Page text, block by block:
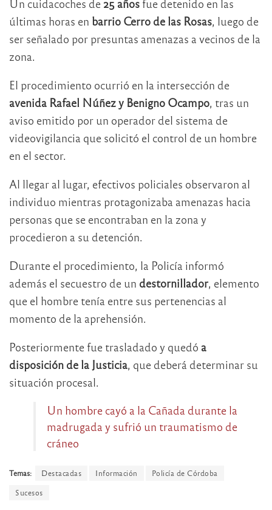
Un cuidacoches de 25 años fue detenido en las
últimas horas en barrio Cerro de las Rosas, luego de
ser señalado por presuntas amenazas a vecinos de la
zona.
El procedimiento ocurrió en la intersección de
avenida Rafael Núñez y Benigno Ocampo, tras un
aviso emitido por un operador del sistema de
videovigilancia que solicitó el control de un hombre
en el sector.
Al llegar al lugar, efectivos policiales observaron al
individuo mientras protagonizaba amenazas hacia
personas que se encontraban en la zona y
procedieron a su detención.
Durante el procedimiento, la Policía informó
además el secuestro de un destornillador, elemento
que el hombre tenía entre sus pertenencias al
momento de la aprehensión.
Posteriormente fue trasladado y quedó a
disposición de la Justicia, que deberá determinar su
situación procesal.
Un hombre cayó a la Cañada durante la
madrugada y sufrió un traumatismo de
cráneo
Temas: Destacadas Información
Policía de Córdoba
Sucesos